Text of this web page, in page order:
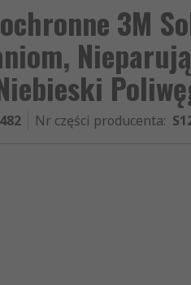
3M
Nr części producenta: